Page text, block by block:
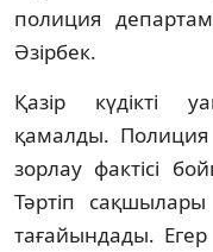
полиция
Әзірбек.
Қазір күдікті
қамалды.
зорлау фактісі
Тәртіп
тағайындады.